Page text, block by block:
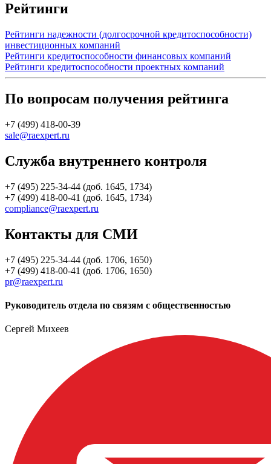
Рейтинги
Рейтинги надежности (долгосрочной кредитоспособности)
инвестиционных компаний
Рейтинги кредитоспособности финансовых компаний
Рейтинги кредитоспособности проектных компаний
По вопросам получения рейтинга
+7 (499) 418-00-39
sale@raexpert.ru
Служба внутреннего контроля
+7 (495) 225-34-44 (доб. 1645, 1734)
+7 (499) 418-00-41 (доб. 1645, 1734)
compliance@raexpert.ru
Контакты для СМИ
+7 (495) 225-34-44 (доб. 1706, 1650)
+7 (499) 418-00-41 (доб. 1706, 1650)
pr@raexpert.ru
Руководитель отдела по связям с общественностью
Сергей Михеев